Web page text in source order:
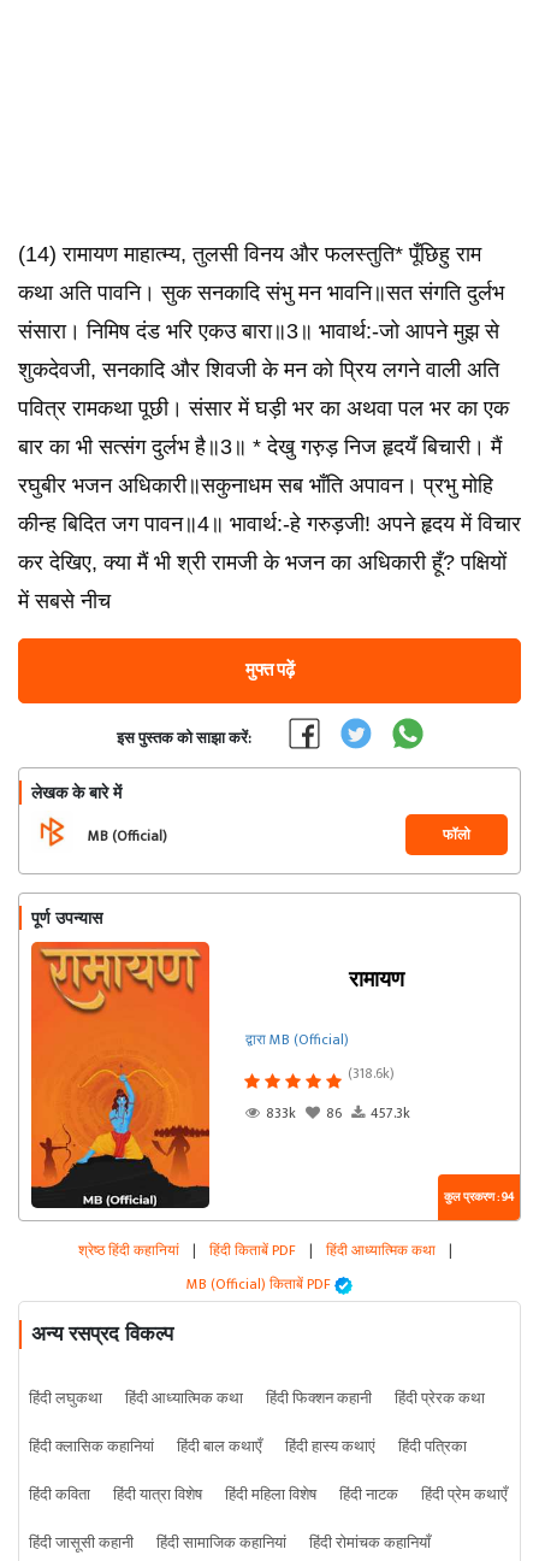
(14) रामायण माहात्म्य, तुलसी विनय और फलस्तुति* पूँछिहु राम
कथा अति पावनि। सुक सनकादि संभु मन भावनि॥सत संगति दुर्लभ
संसारा। निमिष दंड भरि एकउ बारा॥3॥ भावार्थ:-जो आपने मुझ से
शुकदेवजी, सनकादि और शिवजी के मन को प्रिय लगने वाली अति
पवित्र रामकथा पूछी। संसार में घड़ी भर का अथवा पल भर का एक
बार का भी सत्संग दुर्लभ है॥3॥ * देखु गरु़ड़ निज हृदयँ बिचारी। मैं
रघुबीर भजन अधिकारी॥सकुनाधम सब भाँति अपावन। प्रभु मोहि
कीन्ह बिदित जग पावन॥4॥ भावार्थ:-हे गरुड़जी! अपने हृदय में विचार
कर देखिए, क्या मैं भी श्री रामजी के भजन का अधिकारी हूँ? पक्षियों
में सबसे नीच
मुफ्त पढ़ें
इस पुस्तक को साझा करें:
लेखक के बारे में
MB (Official) फॉलो
पूर्ण उपन्यास
रामायण
द्वारा MB (Official)
(318.6k)
833k
86 457.3k
कुल प्रकरण : 94
श्रेष्ठ हिंदी कहानियां | हिंदी किताबें PDF | हिंदी आध्यात्मिक कथा |
MB (Official) किताबें PDF
अन्य रसप्रद विकल्प
हिंदी लघुकथा हिंदी आध्यात्मिक कथा हिंदी फिक्शन कहानी
हिंदी प्रेरक कथा
हिंदी क्लासिक कहानियां
हिंदी बाल कथाएँ हिंदी हास्य कथाएं
हिंदी पत्रिका
हिंदी कविता
हिंदी यात्रा विशेष हिंदी महिला विशेष हिंदी नाटक
हिंदी प्रेम कथाएँ
हिंदी जासूसी कहानी
हिंदी सामाजिक कहानियां हिंदी रोमांचक कहानियाँ